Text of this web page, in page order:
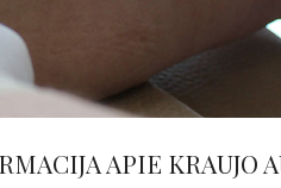
APIE KRAUJO